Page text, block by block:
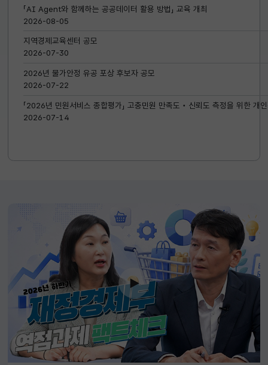
공지
「AI Agent와 함께하는 공공데이터 활용 방법」 교육 개최
2026-08-05
지역경제교육센터 공모
2026-07-30
2026년 물가안정 유공 포상 후보자 공모
2026-07-22
「2026년 민원서비스 종합평가」 고충민원 만족도‧신뢰도 측정을 위한 개
2026-07-14